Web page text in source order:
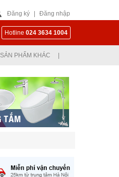
Đăng ký Đăng nhập
Hotline 024 3634 1004
SẢN PHẨM KHÁC